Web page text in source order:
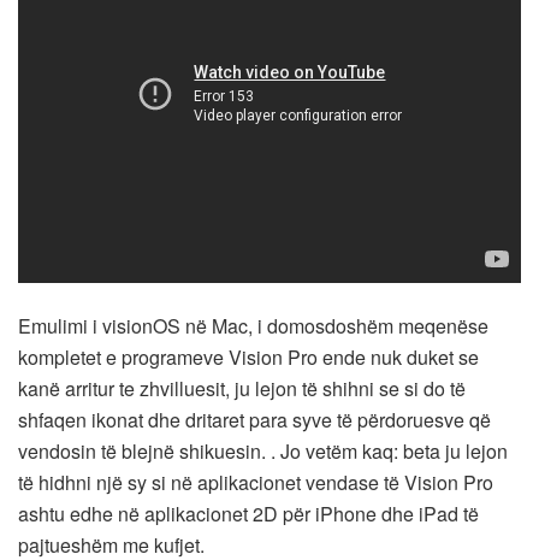
Emulimi i visionOS në Mac, i domosdoshëm meqenëse
kompletet e programeve Vision Pro ende nuk duket se
kanë arritur te zhvilluesit, ju lejon të shihni se si do të
shfaqen ikonat dhe dritaret para syve të përdoruesve që
vendosin të blejnë shikuesin. . Jo vetëm kaq: beta ju lejon
të hidhni një sy si në aplikacionet vendase të Vision Pro
ashtu edhe në aplikacionet 2D për iPhone dhe iPad të
pajtueshëm me kufjet.